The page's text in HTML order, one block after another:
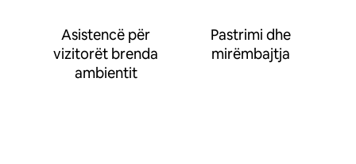
Asistencë për
vizitorët brenda
ambientit
Pastrimi dhe
mirëmbajtja